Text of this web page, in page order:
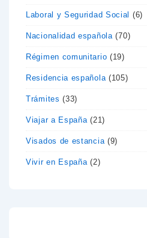
Laboral y Seguridad Social (6)
Nacionalidad española(70)
Régimen comunitario (19)
Residencia española(105)
Trámites (33)
Viajar a España(21)
Visados de estancia(9)
Vivir en España(2)